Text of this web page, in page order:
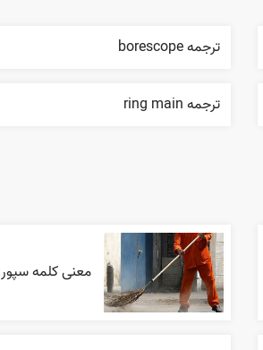
ترجمه borescope
ترجمه ring main
معنی کلمه سپور